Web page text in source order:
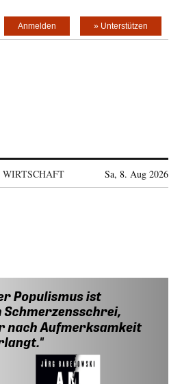
» Unterstützen
Anmelden
WIRTSCHAFT Sa, 8. Aug 2026